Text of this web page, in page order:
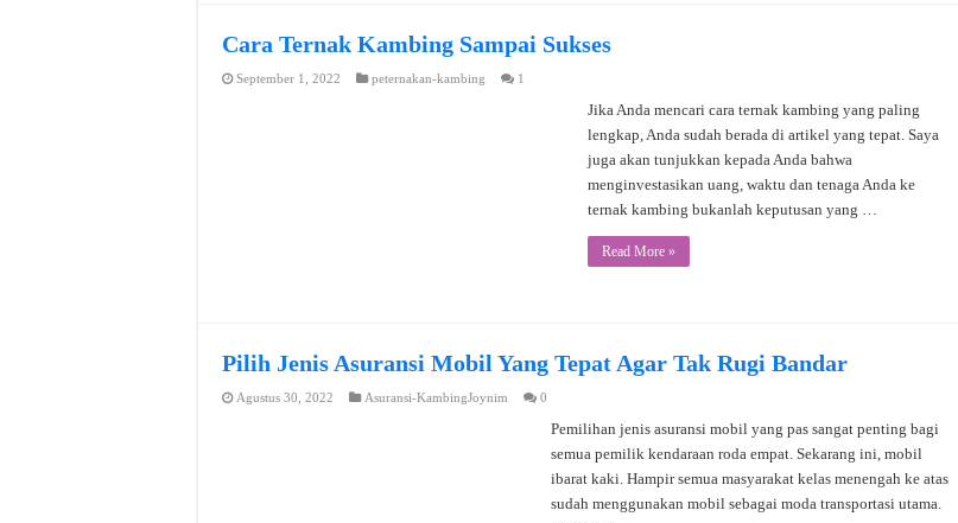
Cara Ternak Kambing Sampai Sukses
September 1, 2022 peternakan-kambing 1
Jika Anda mencari cara ternak kambing yang paling
lengkap, Anda sudah berada di artikel yang tepat. Saya
juga akan tunjukkan kepada Anda bahwa
menginvestasikan uang, waktu dan tenaga Anda ke
ternak kambing bukanlah keputusan yang …
Read More »
Pilih Jenis Asuransi Mobil Yang Tepat Agar Tak Rugi Bandar
Agustus 30, 2022 Asuransi-KambingJoynim 0
Pemilihan jenis asuransi mobil yang pas sangat penting bagi
semua pemilik kendaraan roda empat. Sekarang ini, mobil
ibarat kaki. Hampir semua masyarakat kelas menengah ke atas
sudah menggunakan mobil sebagai moda transportasi utama.